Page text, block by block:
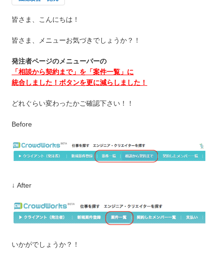
皆さま、こんにちは！
皆さま、メニューお気づきでしょうか？！
発注者ページのメニューバーの
「相談から契約まで」を「案件一覧」に
統合しました！ボタンを更に減らしました！
どれぐらい変わったかご確認下さい！！
Before
↓ After
いかがでしょうか？！